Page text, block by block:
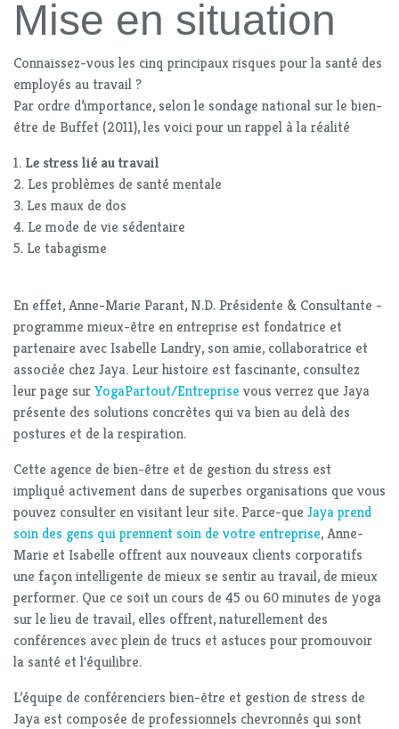
Mise en situation
Connaissez-vous les cinq principaux risques pour la santé des
employés au travail ?
Par ordre d’importance, selon le sondage national sur le bien-
être de Buffet (2011), les voici pour un rappel à la réalité
1. Le stress lié au travail
2. Les problèmes de santé mentale
3. Les maux de dos
4. Le mode de vie sédentaire
5. Le tabagisme
En effet, Anne-Marie Parant, N.D. Présidente & Consultante -
programme mieux-être en entreprise est fondatrice et
partenaire avec Isabelle Landry, son amie, collaboratrice et
associée chez Jaya. Leur histoire est fascinante, consultez
leur page surYogaPartout/Entreprise vous verrez que Jaya
présente des solutions concrètes qui va bien au delà des
postures et de la respiration.
Cette agence de bien-être et de gestion du stress est
impliqué activement dans de superbes organisations que vous
pouvez consulter en visitant leur site. Parce-que Jaya prend
soin des gens qui prennent soin de votre entreprise, Anne-
Marie et Isabelle offrent aux nouveaux clients corporatifs
une façon intelligente de mieux se sentir au travail, de mieux
performer. Que ce soit un cours de 45 ou 60 minutes de yoga
sur le lieu de travail, elles offrent, naturellement des
conférences avec plein de trucs et astuces pour promouvoir
la santé et l'équilibre.
L’équipe de conférenciers bien-être et gestion de stress de
Jaya est composée de professionnels chevronnés qui sont